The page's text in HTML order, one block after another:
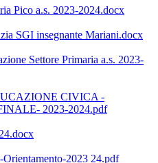
Pico a.s. 2023-2024.docx
SGI insegnante Mariani.docx
Settore Primaria a.s. 2023-
CIVICA -
2023-2024.pdf
2023 24.pdf